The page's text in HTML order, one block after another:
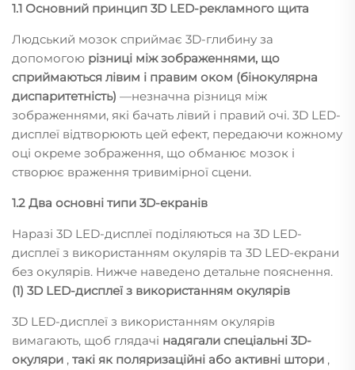
1.1 Основний принцип 3D LED-рекламного щита
Людський мозок сприймає 3D-глибину за
допомогою ‌різниці між зображеннями, що
сприймаються лівим і правим оком (бінокулярна
диспаритетність) —незначна різниця між
зображеннями, які бачать лівий і правий очі. 3D LED-
дисплеї відтворюють цей ефект, передаючи кожному
оці окреме зображення, що обманює мозок і
створює враження тривимірної сцени.
1.2 Два основні типи 3D-екранів
Наразі 3D LED-дисплеї поділяються на 3D LED-
дисплеї з використанням окулярів та 3D LED-екрани
без окулярів. Нижче наведено детальне пояснення.
(1) 3D LED-дисплеї з використанням окулярів
3D LED-дисплеї з використанням окулярів
вимагають, щоб глядачі надягали спеціальні 3D-
окуляри , такі як поляризаційні або активні штори ,